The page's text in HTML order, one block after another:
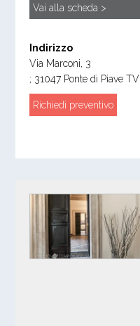
Vai alla scheda >
Indirizzo
Via Marconi, 3
; 31047 Ponte di Piave TV
Richiedi preventivo